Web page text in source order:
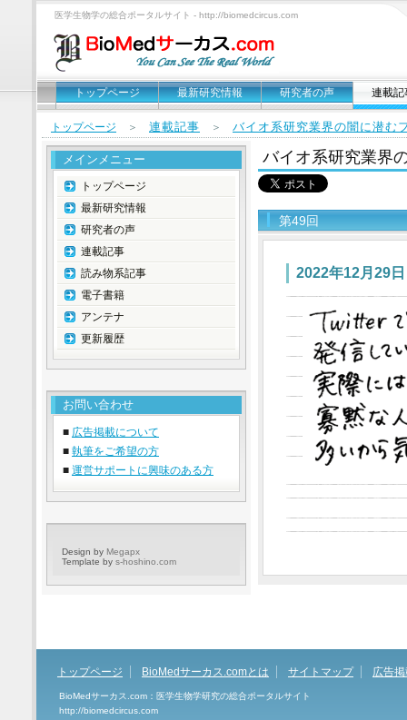
医学生物学の総合ポータルサイト - http://biomedcircus.com
トップページ 最新研究情報 研究者の声 連載記
トップページ ＞ 連載記事 ＞ バイオ系研究業界の闇に潜む
バイオ系研究業界
第49回
2022年12月29日
メインメニュー
トップページ
最新研究情報
研究者の声
連載記事
読み物系記事
電子書籍
アンテナ
更新履歴
お問い合わせ
■ 広告掲載について
■ 執筆をご希望の方
■ 運営サポートに興味のある方
Design by Megapx
Template by s-hoshino.com
トップページ BioMedサーカス.comとは サイトマップ 広告
BioMedサーカス.com：医学生物学研究の総合ポータルサイト
http://biomedcircus.com